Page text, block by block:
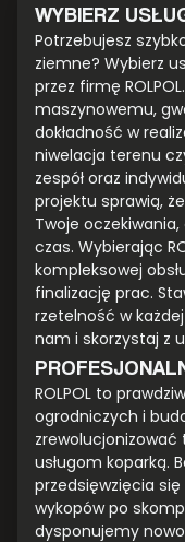
WYBIERZ
Potrzebujesz
ziemne? Wybierz
przez firmę
maszynowemu,
dokładność w
niwelacja terenu
zespół oraz
projektu sprawią,
Twoje
czas. Wybierając
kompleksowej
finalizację prac.
rzetelność w
nam i skorzystaj z
ROLPOL to
ogrodniczych i
usługom koparką.
przedsięwzięcia
wykopów po
dysponujemy